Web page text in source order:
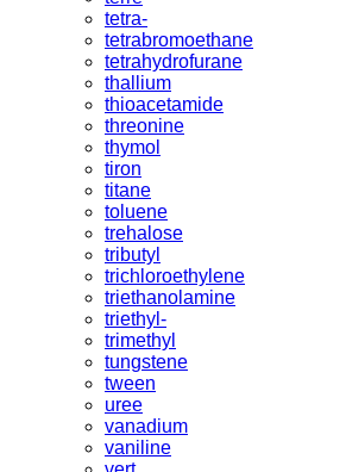
tetra-
tetrabromoethane
tetrahydrofurane
thallium
thioacetamide
threonine
thymol
tiron
titane
toluene
trehalose
tributyl
trichloroethylene
triethanolamine
triethyl-
trimethyl
tungstene
tween
uree
vanadium
vaniline